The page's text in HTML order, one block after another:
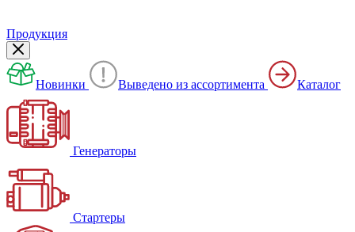
Продукция
Новинки Выведено из ассортимента Каталог
Генераторы
Стартеры